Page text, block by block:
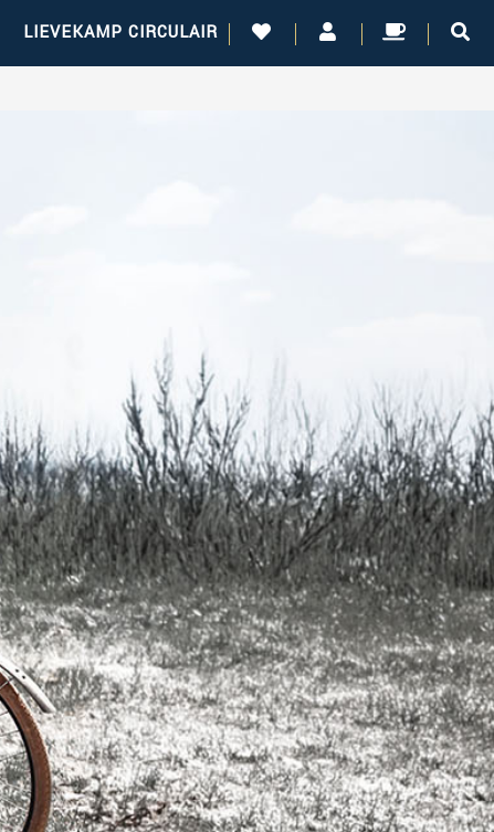
LIEVEKAMP CIRCULAIR